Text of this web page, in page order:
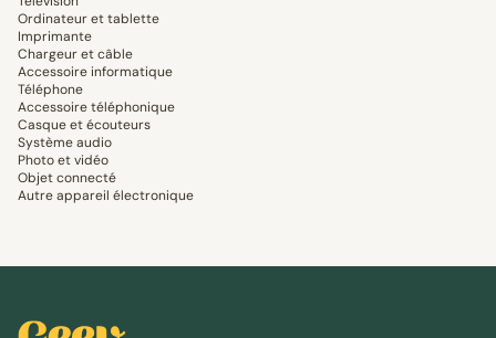
Ordinateur et tablette
Imprimante
Chargeur et câble
Accessoire informatique
Téléphone
Accessoire téléphonique
Casque et écouteurs
Système audio
Photo et vidéo
Objet connecté
Autre appareil électronique